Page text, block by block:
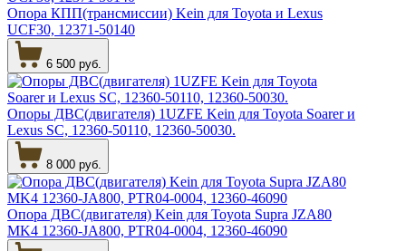
Опора КПП(трансмиссии) Kein для Toyota и Lexus
UCF30, 12371-50140
6 500 руб.
Опоры ДВС(двигателя) 1UZFE Kein для Toyota Soarer и
Lexus SC, 12360-50110, 12360-50030.
8 000 руб.
Опора ДВС(двигателя) Kein для Toyota Supra JZA80
MK4 12360-JA800, PTR04-0004, 12360-46090